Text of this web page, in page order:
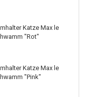
Katze Max le
"Rot"
Katze Max le
"Pink"